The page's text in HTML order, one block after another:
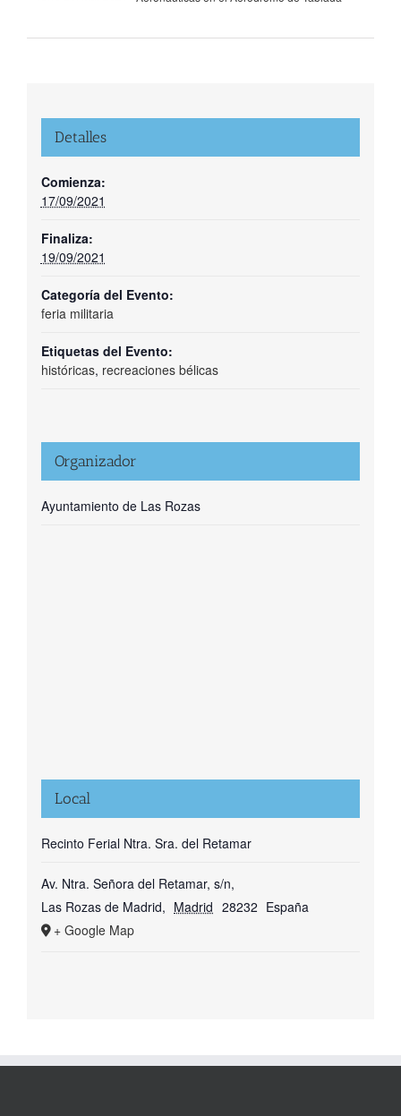
Detalles
Comienza:
17/09/2021
Finaliza:
19/09/2021
Categoría del Evento:
feria militaria
Etiquetas del Evento:
históricas, recreaciones bélicas
Organizador
Ayuntamiento de Las Rozas
Local
Recinto Ferial Ntra. Sra. del Retamar
Av. Ntra. Señora del Retamar, s/n,
Las Rozas de Madrid, Madrid 28232 España
+ Google Map